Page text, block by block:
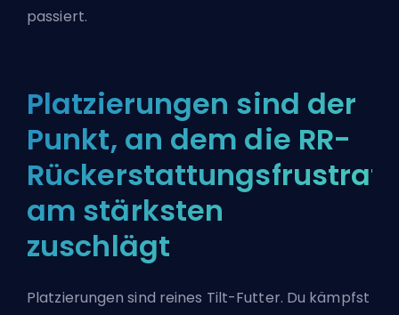
passiert.
Platzierungen sind der
Punkt, an dem die RR-
am stärksten
zuschlägt
Platzierungen sind reines Tilt-Futter. Du kämpfst